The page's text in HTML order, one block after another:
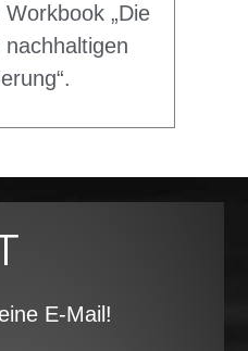
„Die
E-Mail!